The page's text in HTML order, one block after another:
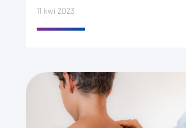
występująca u dzieci. Tworzy się wskutek
11 kwi 2023